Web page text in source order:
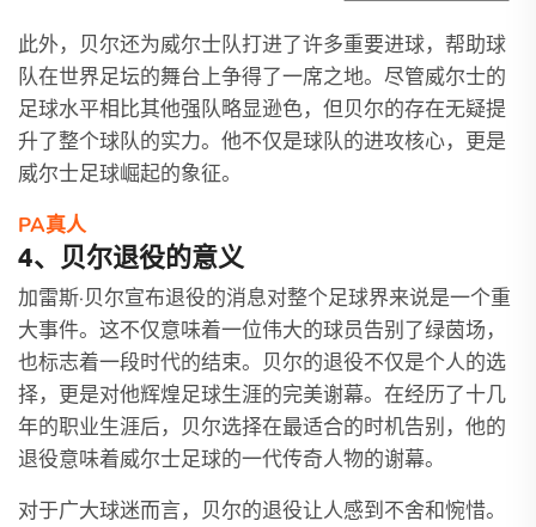
此外，贝尔还为威尔士队打进了许多重要进球，帮助球
队在世界足坛的舞台上争得了一席之地。尽管威尔士的
足球水平相比其他强队略显逊色，但贝尔的存在无疑提
升了整个球队的实力。他不仅是球队的进攻核心，更是
威尔士足球崛起的象征。
PA真人
4、贝尔退役的意义
加雷斯·贝尔宣布退役的消息对整个足球界来说是一个重
大事件。这不仅意味着一位伟大的球员告别了绿茵场，
也标志着一段时代的结束。贝尔的退役不仅是个人的选
择，更是对他辉煌足球生涯的完美谢幕。在经历了十几
年的职业生涯后，贝尔选择在最适合的时机告别，他的
退役意味着威尔士足球的一代传奇人物的谢幕。
对于广大球迷而言，贝尔的退役让人感到不舍和惋惜。